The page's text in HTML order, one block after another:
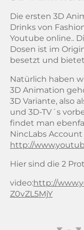
Die ersten 3D
Drinks von
Youtube online..
Dosen ist im
besetzt und
Natürlich haben
3D Animation
3D Variante, also
und 3D-TV´s
findet man
NincLabs Account
http://
Hier sind die 2
video:http://
Z0vZL5MjY